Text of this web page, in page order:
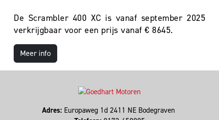
De Scrambler 400 XC is vanaf september 2025
verkrijgbaar voor een prijs vanaf € 8645.
Meer info
Adres: Europaweg 1d 2411 NE Bodegraven